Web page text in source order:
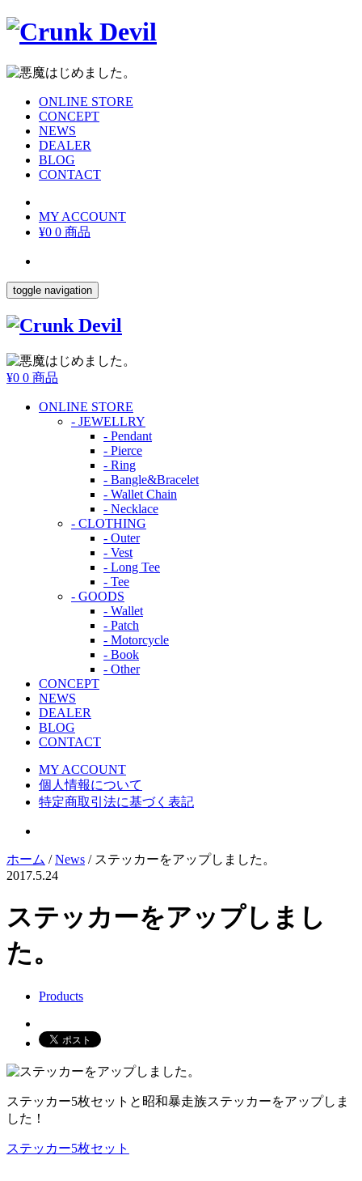
ONLINE STORE
CONCEPT
NEWS
DEALER
BLOG
CONTACT
MY ACCOUNT
¥0 0 商品
toggle navigation
¥0 0 商品
ONLINE STORE
- JEWELLRY
- Pendant
- Pierce
- Ring
- Bangle&Bracelet
- Wallet Chain
- Necklace
- CLOTHING
- Outer
- Vest
- Long Tee
- Tee
- GOODS
- Wallet
- Patch
- Motorcycle
- Book
- Other
CONCEPT
NEWS
DEALER
BLOG
CONTACT
MY ACCOUNT
個人情報について
特定商取引法に基づく表記
ホーム /News / ステッカーをアップしました。
2017.5.24
ステッカーをアップしまし
た。
Products
ステッカー5枚セットと昭和暴走族ステッカーをアップしま
した！
ステッカー5枚セット